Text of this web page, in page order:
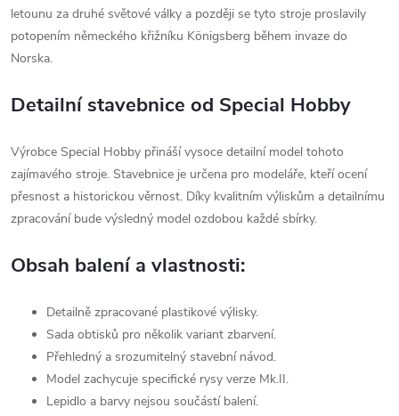
letounu za druhé světové války a později se tyto stroje proslavily
potopením německého křižníku Königsberg během invaze do
Norska.
Detailní stavebnice od Special Hobby
Výrobce Special Hobby přináší vysoce detailní model tohoto
zajímavého stroje. Stavebnice je určena pro modeláře, kteří ocení
přesnost a historickou věrnost. Díky kvalitním výliskům a detailnímu
zpracování bude výsledný model ozdobou každé sbírky.
Obsah balení a vlastnosti:
Detailně zpracované plastikové výlisky.
Sada obtisků pro několik variant zbarvení.
Přehledný a srozumitelný stavební návod.
Model zachycuje specifické rysy verze Mk.II.
Lepidlo a barvy nejsou součástí balení.